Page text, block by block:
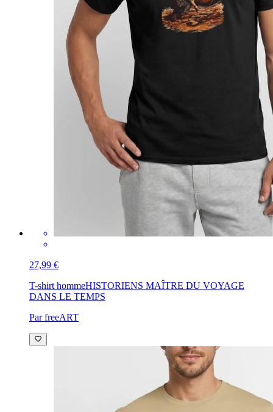
27,99 €
T-shirt hommeHISTORIENS MAÎTRE DU VOYAGE
DANS LE TEMPS
Par freeART